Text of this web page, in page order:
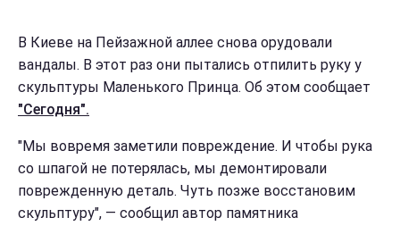
В Киеве на Пейзажной аллее снова орудовали
вандалы. В этот раз они пытались отпилить руку у
скульптуры Маленького Принца. Об этом сообщает
"Сегодня".
"Мы вовремя заметили повреждение. И чтобы рука
со шпагой не потерялась, мы демонтировали
поврежденную деталь. Чуть позже восстановим
скульптуру", — сообщил автор памятника